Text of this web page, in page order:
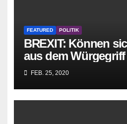
FEATURED POLITIK
BREXIT: Können
aus dem
parasitären EU-
FEB. 25, 2020